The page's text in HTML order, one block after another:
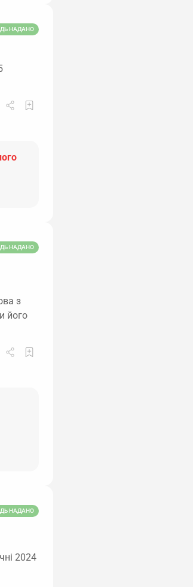
НАДАНО
НАДАНО
з
його
НАДАНО
2024